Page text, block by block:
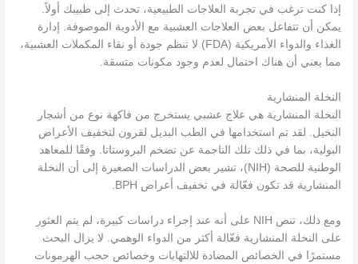
إذا كنت ترغب في تجربة العلاجات الطبيعية، تحدث إلى طبيبك أولاً.
يمكن أن تتفاعل بعض العلاجات العشبية مع الأدوية الموصوفة. إدارة
الغذاء والدواء الأمريكية (FDA) لا تنظم جودة أو نقاء المكملات العشبية،
مما يعني أن هناك احتمال لعدم وجود مكونات متسقة.
النخلة المنشارية
النخلة المنشارية هي علاج عشبي يستخرج من فاكهة نوع من أشجار
النخيل. لقد تم استخدامها في الطب البديل لقرون لتخفيف الأعراض
البولية، بما في ذلك تلك الناجمة عن تضخم البروستاتا. وفقًا للمعاهد
الوطنية للصحة (NIH)، تشير بعض الدراسات الصغيرة إلى أن النخلة
المنشارية قد تكون فعّالة في تخفيف أعراض BPH.
ومع ذلك، تنص NIH على أنه عند إجراء دراسات كبيرة، لم يتم العثور
على النخلة المنشارية فعّالة أكثر من الدواء الوهمي. لا يزال البحث
مستمرًا في الخصائص المضادة للالتهابات وخصائص حجب الهرمونات